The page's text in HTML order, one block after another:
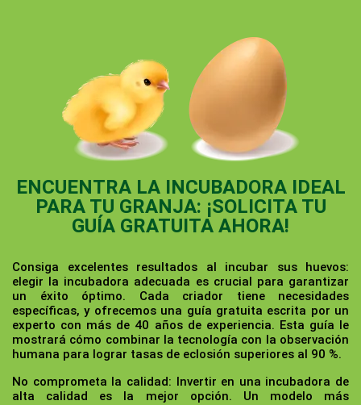
ENCUENTRA LA INCUBADORA IDEAL
PARA TU GRANJA: ¡SOLICITA TU
GUÍA GRATUITA AHORA!
Consiga excelentes resultados al incubar sus huevos:
elegir la incubadora adecuada es crucial para garantizar
un éxito óptimo. Cada criador tiene necesidades
específicas, y ofrecemos una guía gratuita escrita por un
experto con más de 40 años de experiencia. Esta guía le
mostrará cómo combinar la tecnología con la observación
humana para lograr tasas de eclosión superiores al 90 %.
No comprometa la calidad: Invertir en una incubadora de
alta calidad es la mejor opción. Un modelo más